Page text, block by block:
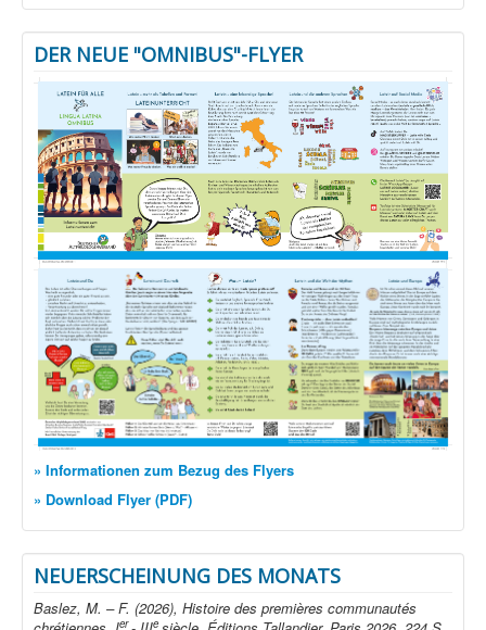
DER NEUE "OMNIBUS"-FLYER
» Informationen zum Bezug des Flyers
» Download Flyer (PDF)
NEUERSCHEINUNG DES MONATS
Baslez, M. – F. (2026), Histoire des premières communautés
er e